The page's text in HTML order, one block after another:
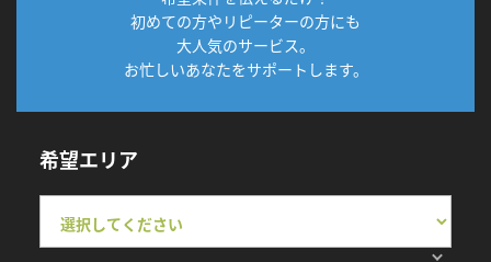
初めての方やリピーターの方にも
大人気のサービス。
お忙しいあなたをサポートします。
希望エリア